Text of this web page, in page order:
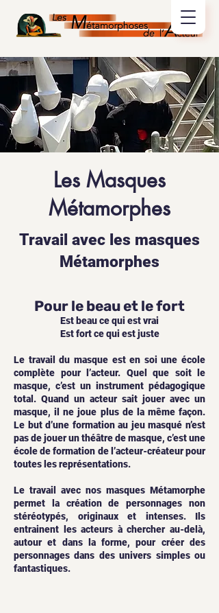
Les Masques
Métamorphes
Travail avec les masques
Métamorphes
Pour le beau et le fort
Est beau ce qui est vrai
Est fort ce qui est juste
Le travail du masque est en soi une école
complète pour l’acteur. Quel que soit le
masque, c’est un instrument pédagogique
total. Quand un acteur sait jouer avec un
masque, il ne joue plus de la même façon.
Le but d’une formation au jeu masqué n’est
pas de jouer un théâtre de masque, c’est une
école de formation de l’acteur-créateur pour
toutes les représentations.
Le travail avec nos masques Métamorphe
permet la création de personnages non
stéréotypés, originaux et intenses. Ils
entrainent les acteurs à chercher au-delà,
autour et dans la forme, pour créer des
personnages dans des univers simples ou
fantastiques.